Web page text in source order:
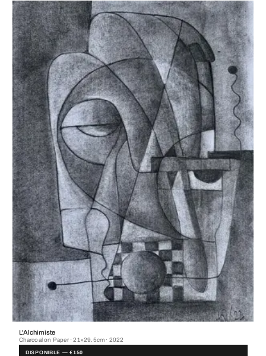
L'Alchimiste
Charcoal on Paper · 21×29.5cm · 2022
DISPONIBLE — €150